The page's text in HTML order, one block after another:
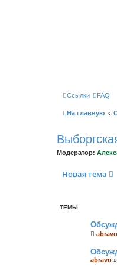
Ссылки FAQ
На главную
Модератор:
Новая тема
ТЕМЫ
abravo
abravo »